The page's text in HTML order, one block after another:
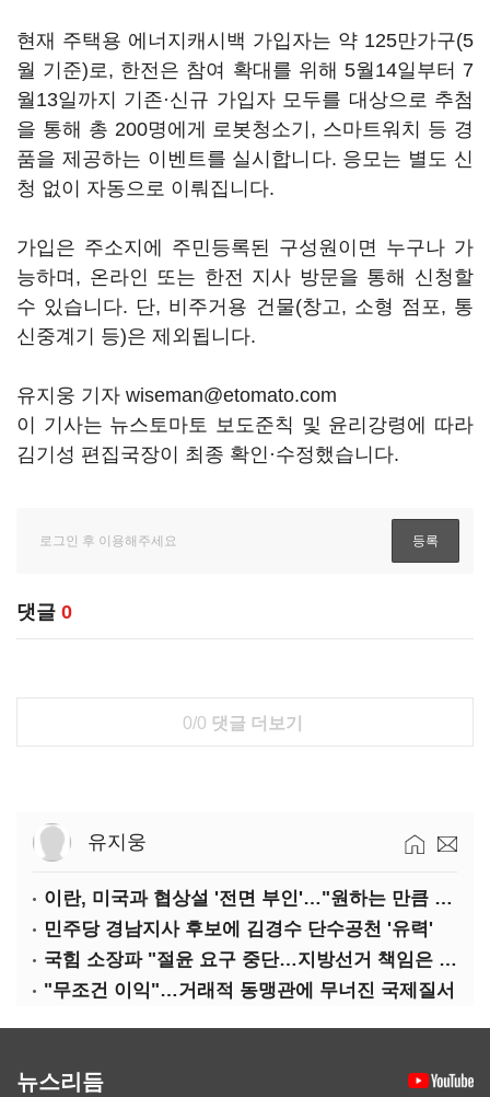
현재 주택용 에너지캐시백 가입자는 약 125만가구(5
월 기준)로, 한전은 참여 확대를 위해 5월14일부터 7
월13일까지 기존·신규 가입자 모두를 대상으로 추첨
을 통해 총 200명에게 로봇청소기, 스마트워치 등 경
품을 제공하는 이벤트를 실시합니다. 응모는 별도 신
청 없이 자동으로 이뤄집니다.
가입은 주소지에 주민등록된 구성원이면 누구나 가
능하며, 온라인 또는 한전 지사 방문을 통해 신청할
수 있습니다. 단, 비주거용 건물(창고, 소형 점포, 통
신중계기 등)은 제외됩니다.
유지웅 기자 wiseman@etomato.com
이 기사는 뉴스토마토 보도준칙 및 윤리강령에 따라
김기성 편집국장이 최종 확인·수정했습니다.
댓글 0
0/0 댓글 더보기
유지웅
이란, 미국과 협상설 '전면 부인'…"원하는 만큼 전쟁 가능"
민주당 경남지사 후보에 김경수 단수공천 '유력'
국힘 소장파 "절윤 요구 중단…지방선거 책임은 장동혁 몫"
"무조건 이익"…거래적 동맹관에 무너진 국제질서
뉴스리듬